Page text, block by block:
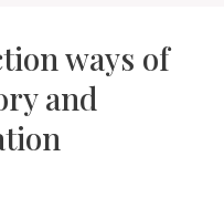
ways of
and